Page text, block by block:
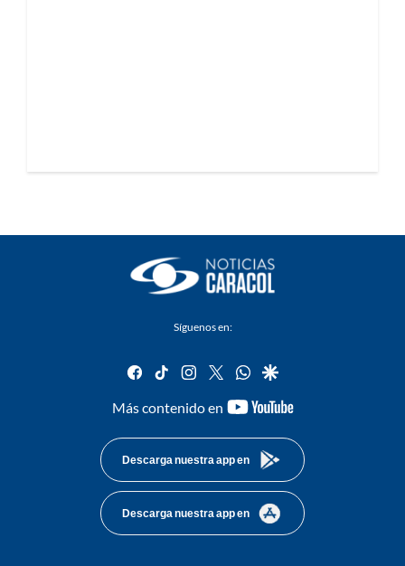
Síguenos en:
facebook
tiktok instagram
twitterwhatsapp
google
Más contenido en
youtube-
Descarga nuestra app en
Descarga nuestra app en